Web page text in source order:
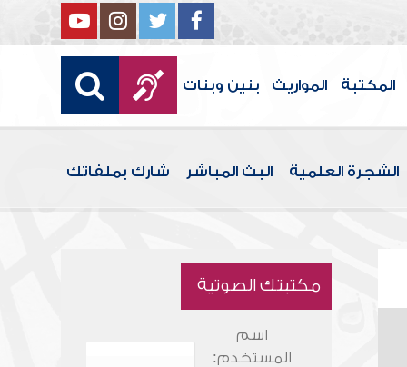
المكتبة المواريث بنين وبنات
الشجرة العلمية البث المباشر شارك بملفاتك
مكتبتك الصوتية
اسم
المستخدم: